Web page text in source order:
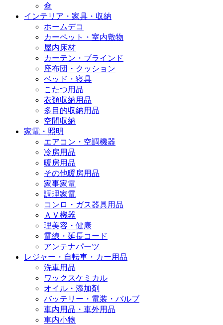
傘
インテリア・家具・収納
ホームデコ
カーペット・室内敷物
屋内床材
カーテン・ブラインド
座布団・クッション
ベッド・寝具
こたつ用品
衣類収納用品
多目的収納用品
空間収納
家電・照明
エアコン・空調機器
冷房用品
暖房用品
その他暖房用品
家事家電
調理家電
コンロ・ガス器具用品
ＡＶ機器
理美容・健康
電線・延長コード
アンテナパーツ
レジャー・自転車・カー用品
洗車用品
ワックスケミカル
オイル・添加剤
バッテリー・電装・バルブ
車内用品・車外用品
車内小物